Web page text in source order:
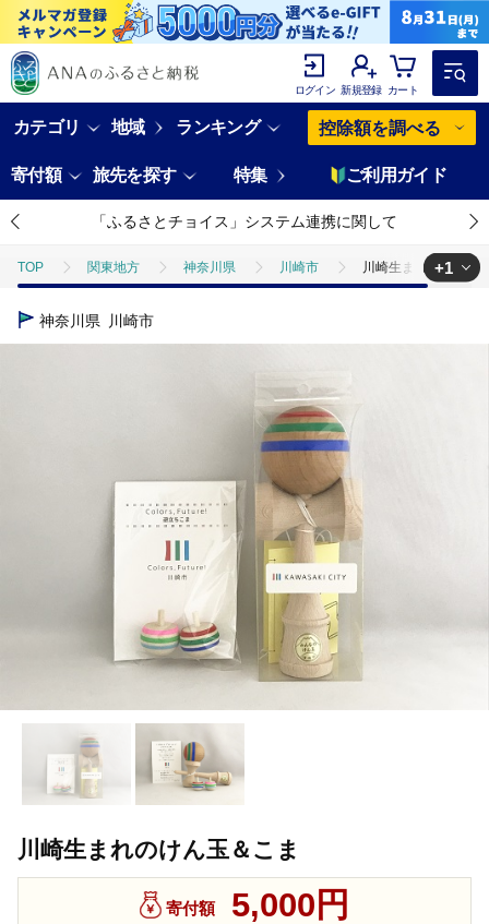
ログイン 新規登録 カート
カテゴリ 地域 ランキング 控除額を調べる
寄付額 旅先を探す 特集 ご利用ガイド
「ふるさとチョイス」システム連携に関して
TOP 関東地方 神奈川県 川崎市 川崎生まれのけん玉
TOP
+1
神奈川県 川崎市
川崎生まれのけん玉＆こま
寄付額 5,000円